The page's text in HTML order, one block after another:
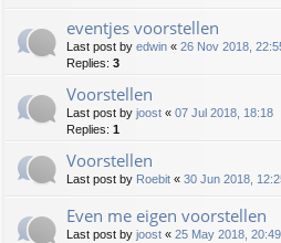
eventjes voorstellen
Last post by edwin « 26 Nov 2018,
Replies: 3
Voorstellen
Last post by joost « 07 Jul 2018, 18:18
Replies: 1
Voorstellen
Last post by Roebit « 30 Jun 2018,
Even me eigen voorstellen
Last post by joost « 25 May 2018, 20:49